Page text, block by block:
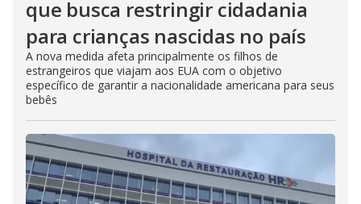
que busca restringir cidadania
para crianças nascidas no país
A nova medida afeta principalmente os filhos de
estrangeiros que viajam aos EUA com o objetivo
específico de garantir a nacionalidade americana para seus
bebês